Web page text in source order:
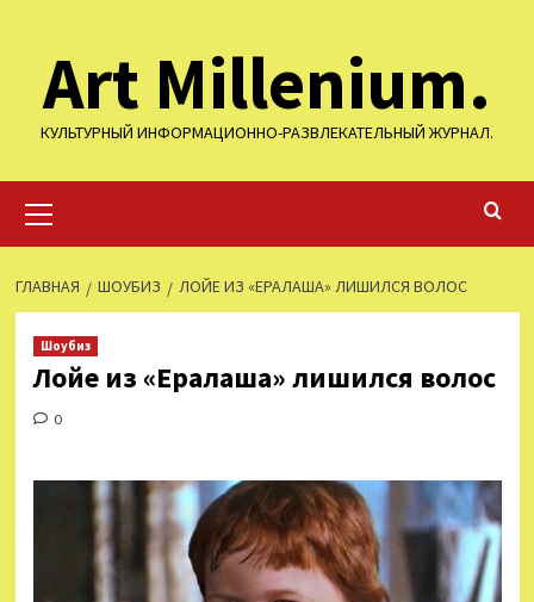
содержимому
Art Millenium.
КУЛЬТУРНЫЙ ИНФОРМАЦИОННО-РАЗВЛЕКАТЕЛЬНЫЙ ЖУРНАЛ.
меню
ГЛАВНАЯ ШОУБИЗ ЛОЙЕ ИЗ «ЕРАЛАША» ЛИШИЛСЯ ВОЛОС
Шоубиз
Лойе из «Ералаша» лишился волос
0